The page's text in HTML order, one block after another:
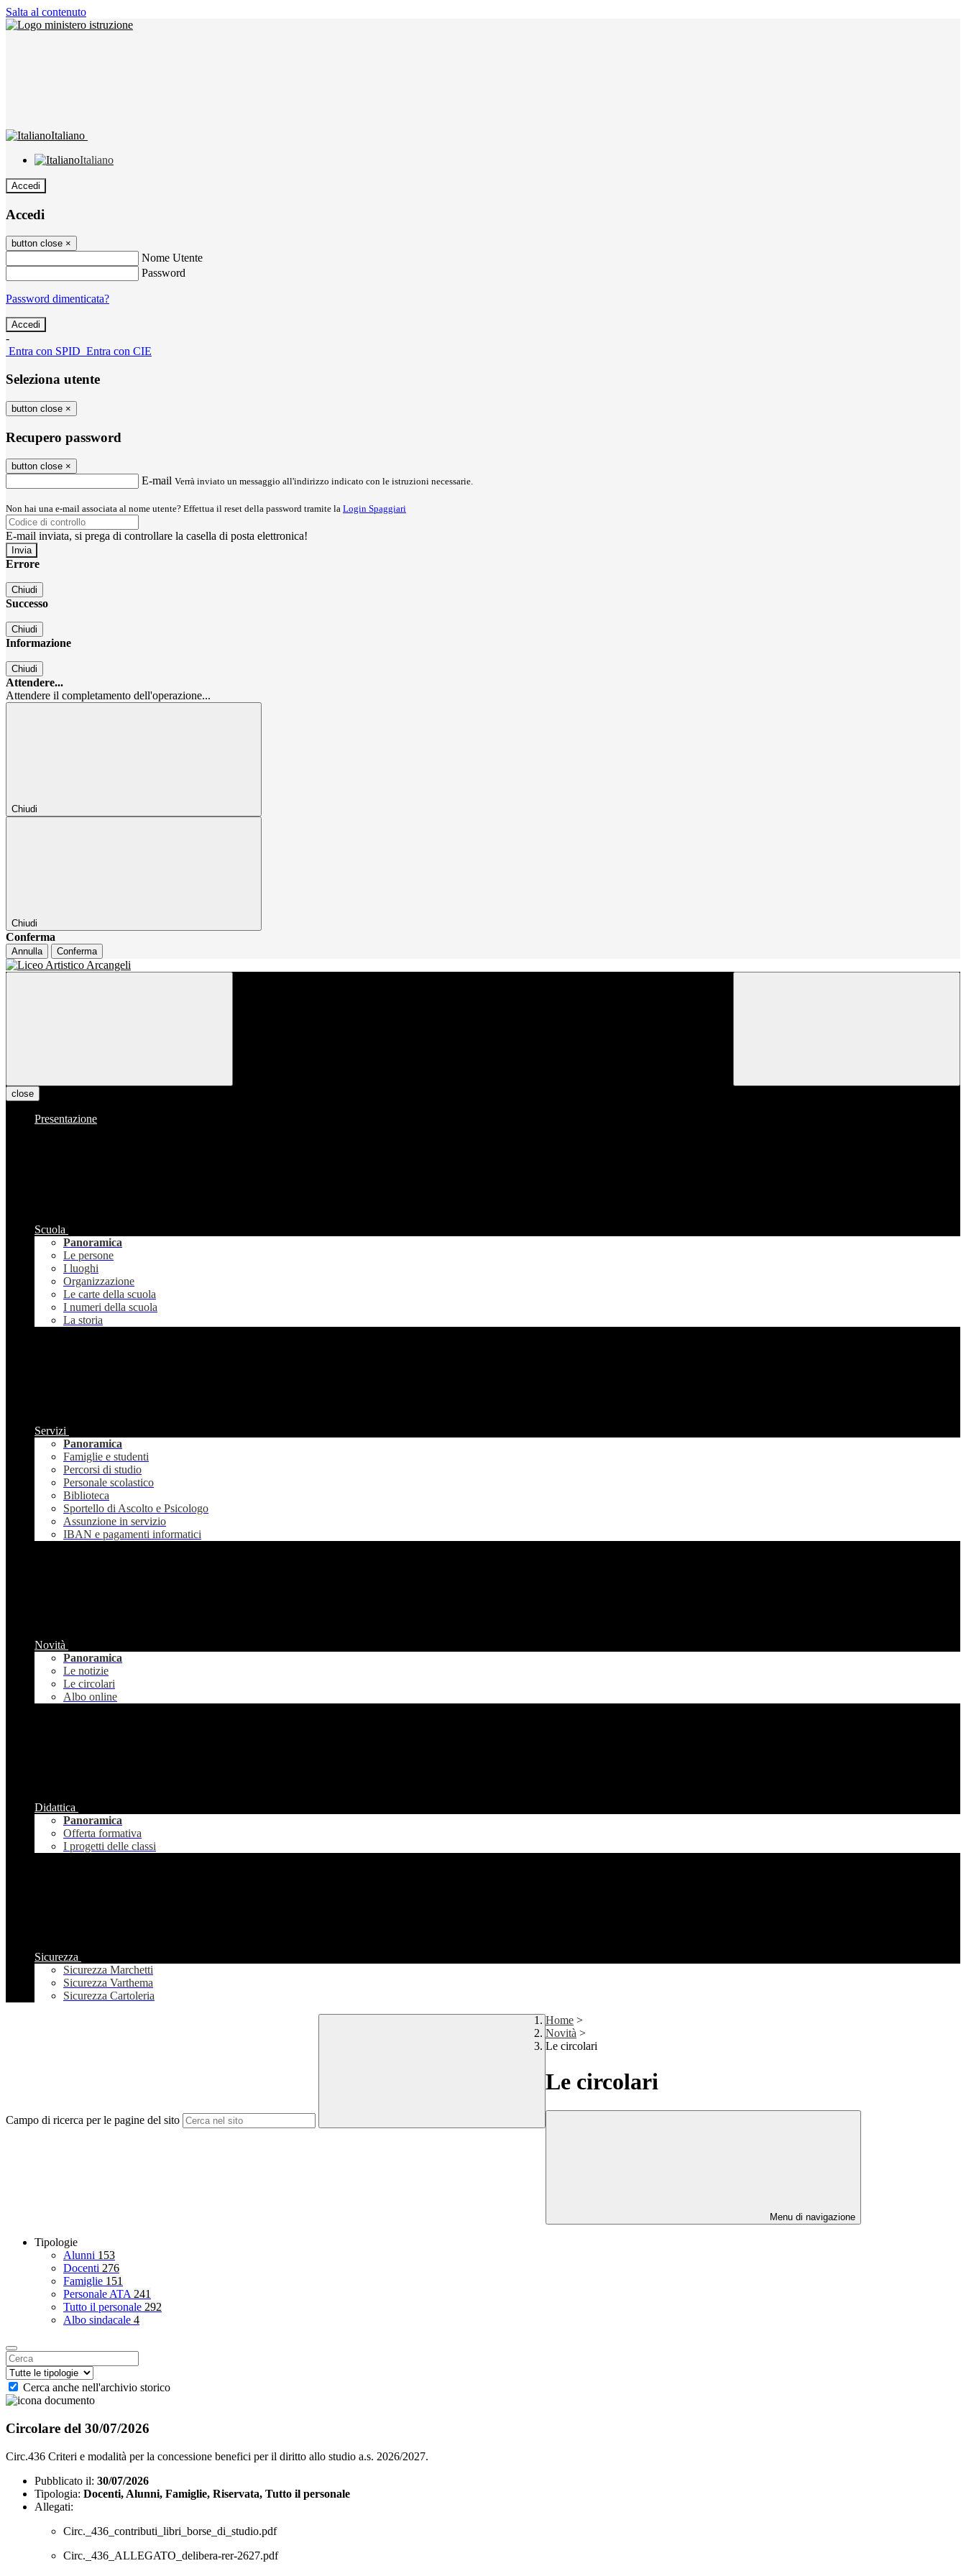
Salta al contenuto
Italiano
Italiano
Accedi
Accedi
button close ×
Nome Utente
Password
Password dimenticata?
-
Entra con SPID Entra con CIE
Seleziona utente
button close ×
Recupero password
button close ×
E-mail Verrà inviato un messaggio all'indirizzo indicato con le istruzioni necessarie.
Non hai una e-mail associata al nome utente? Effettua il reset della password tramite la Login Spaggiari
E-mail inviata, si prega di controllare la casella di posta elettronica!
Errore
Chiudi
Successo
Chiudi
Informazione
Chiudi
Attendere...
Attendere il completamento dell'operazione...
Chiudi
Chiudi
Conferma
Annulla Conferma
close
Presentazione
Scuola
Panoramica
Le persone
I luoghi
Organizzazione
Le carte della scuola
I numeri della scuola
La storia
Servizi
Panoramica
Famiglie e studenti
Percorsi di studio
Personale scolastico
Biblioteca
Sportello di Ascolto e Psicologo
Assunzione in servizio
IBAN e pagamenti informatici
Novità
Panoramica
Le notizie
Le circolari
Albo online
Didattica
Panoramica
Offerta formativa
I progetti delle classi
Sicurezza
Sicurezza Marchetti
Sicurezza Varthema
Sicurezza Cartoleria
Campo di ricerca per le pagine del sito
Home >
Novità >
Le circolari
Le circolari
Menu di navigazione
Tipologie
Alunni 153
Docenti 276
Famiglie 151
Personale ATA 241
Tutto il personale 292
Albo sindacale 4
Cerca anche nell'archivio storico
Circolare del 30/07/2026
Circ.436 Criteri e modalità per la concessione benefici per il diritto allo studio a.s. 2026/2027.
Pubblicato il: 30/07/2026
Tipologia: Docenti, Alunni, Famiglie, Riservata, Tutto il personale
Allegati:
Circ._436_contributi_libri_borse_di_studio.pdf
Circ._436_ALLEGATO_delibera-rer-2627.pdf